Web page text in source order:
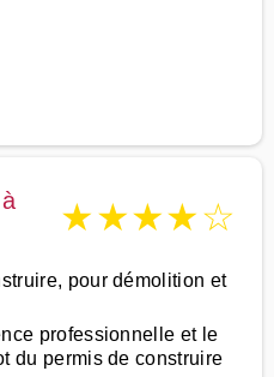
à
★★★★☆
pour démolition et
professionnelle et le
du permis de construire